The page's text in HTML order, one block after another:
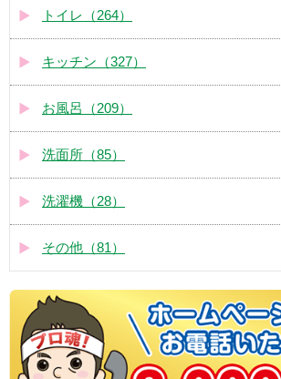
トイレ（264）
キッチン（327）
お風呂（209）
洗面所（85）
洗濯機（28）
その他（81）